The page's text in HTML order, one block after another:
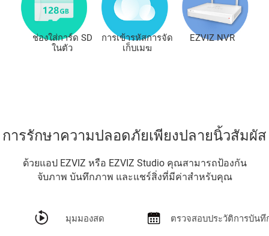
ช่องใส่การ์ด SD
ในตัว
การเข้ารหัสการจัด
เก็บเมฆ
EZVIZ NVR
การรักษาความปลอดภัยเพียงปลายนิ้วสัมผัส
ด้วยแอป EZVIZ หรือ EZVIZ Studio คุณสามารถป้องกัน
จับภาพ บันทึกภาพ และแชร์สิ่งที่มีค่าสำหรับคุณ
มุมมองสด ตรวจสอบประวัติการบันทึ